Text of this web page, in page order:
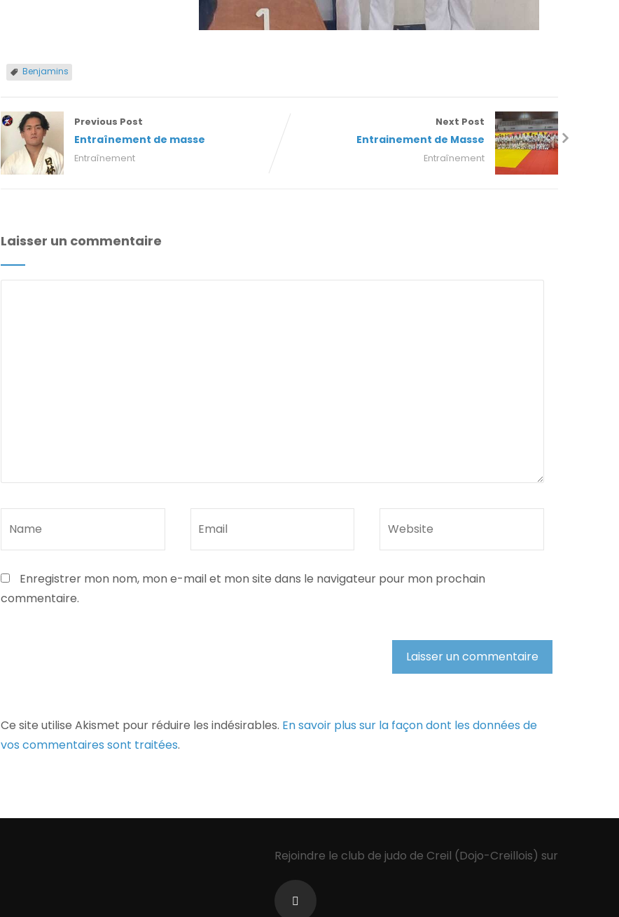
Benjamins
Previous Post
Entraînement de masse
Entraînement
Next Post
Entrainement de Masse
Entraînement
Laisser un commentaire
Enregistrer mon nom, mon e-mail et mon site dans le navigateur pour mon prochain
commentaire.
Ce site utilise Akismet pour réduire les indésirables. En savoir plus sur la façon dont les données de
vos commentaires sont traitées.
Rejoindre le club de judo de Creil (Dojo-Creillois) sur